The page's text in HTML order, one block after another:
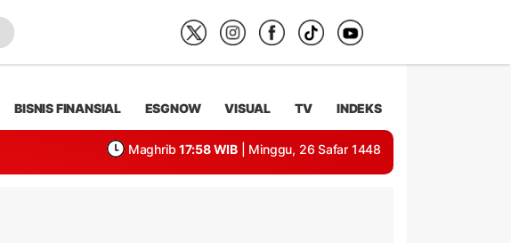
BISNIS FINANSIAL ESGNOW VISUAL TV INDEKS
Maghrib 17:58 WIB | Minggu, 26 Safar 1448